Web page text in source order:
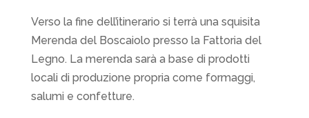
Verso la fine dell’itinerario si terrà una squisita
Merenda del Boscaiolo presso la Fattoria del
Legno. La merenda sarà a base di prodotti
locali di produzione propria come formaggi,
salumi e confetture.